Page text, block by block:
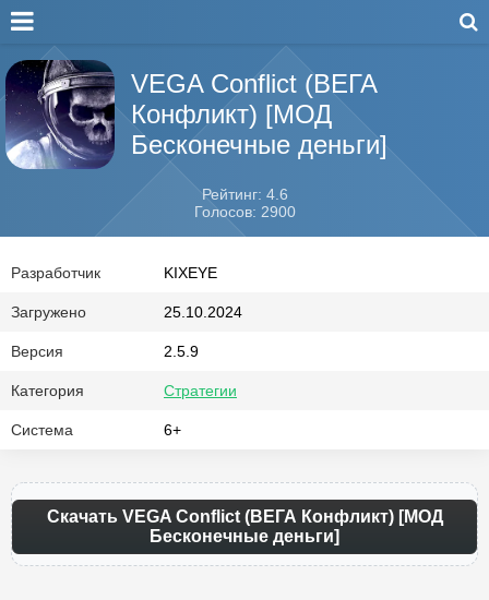
VEGA Conflict (ВЕГА
Конфликт) [МОД
Бесконечные деньги]
Рейтинг: 4.6
Голосов: 2900
Разработчик KIXEYE
Загружено 25.10.2024
Версия 2.5.9
Категория Стратегии
Система 6+
Скачать VEGA Conflict (ВЕГА Конфликт) [МОД
Бесконечные деньги]